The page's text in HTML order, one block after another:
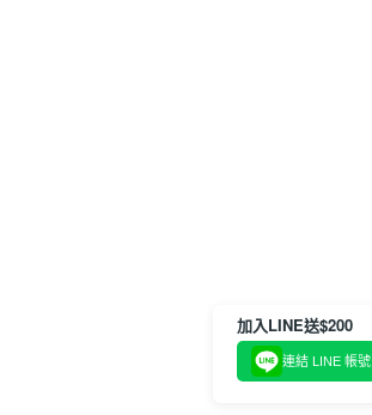
加入LINE送$200
連結 LINE 帳號